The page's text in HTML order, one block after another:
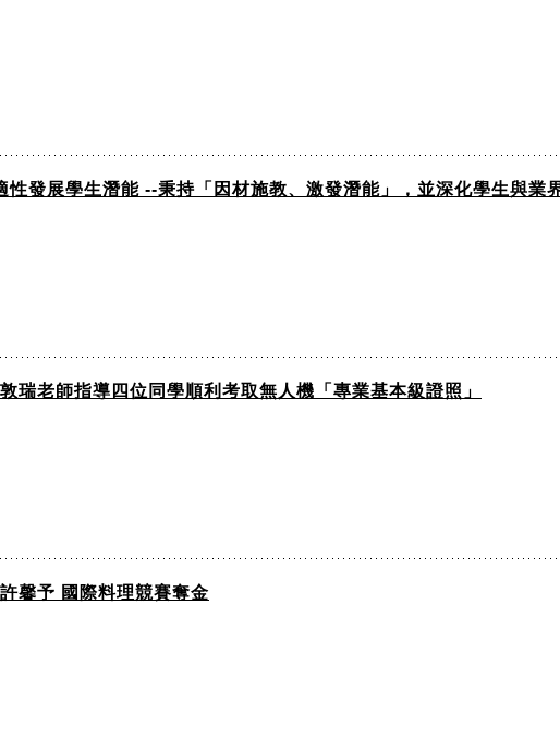
性發展學生潛能 --秉持「因材施教、激發潛能」，並深化學生與業
瑞老師指導四位同學順利考取無人機「專業基本級證照」
馨予 國際料理競賽奪金